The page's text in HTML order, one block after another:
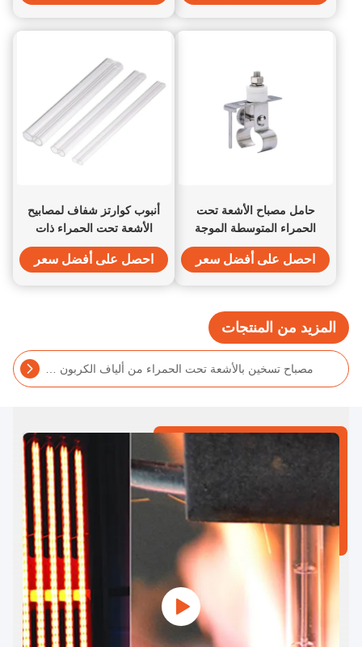
حامل مصباح الأشعة تحت
الحمراء المتوسطة الموجة
15x33mm الألومنيوم
السيراميكي الأنبوب التوأم
احصل على أفضل سعر
أنبوب كوارتز شفاف لمصابيح
الأشعة تحت الحمراء ذات
الأنبوب المزدوج 8-33 مم
احصل على أفضل سعر
المزيد من المنتجات